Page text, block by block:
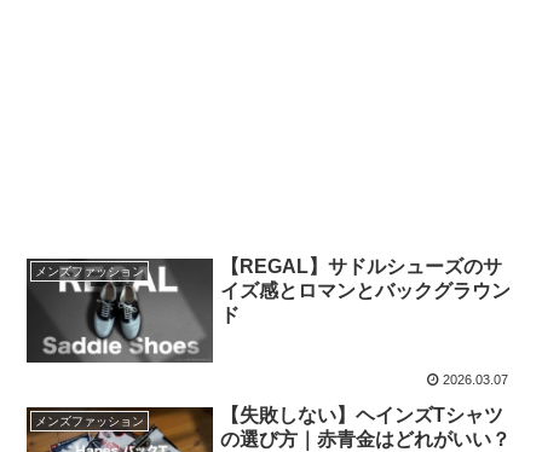
メンズファッション
【REGAL】サドルシューズのサ
イズ感とロマンとバックグラウン
ド
2026.03.07
メンズファッション
【失敗しない】ヘインズTシャツ
の選び方｜赤青金はどれがいい？